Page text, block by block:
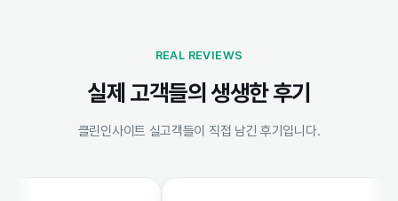
REAL REVIEWS
실제 고객들의 생생한 후기
클린인사이트 실고객들이 직접 남긴 후기입니다.